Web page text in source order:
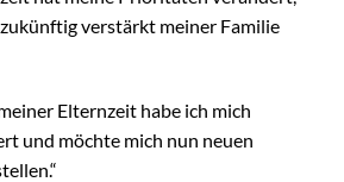
verstärkt meiner Familie
Elternzeit habe ich mich
und möchte mich nun neuen